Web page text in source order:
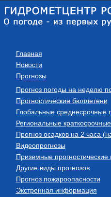
Главная
Новости
Прогнозы
Прогноз погоды на неделю
Прогностические бюллетени
Глобальные среднесрочные
Региональные
Прогноз осадков на 2 часа
Видеопрогнозы
Приземные прогностические
Другие виды прогнозов
Прогноз пожароопасности
Экстренная информация